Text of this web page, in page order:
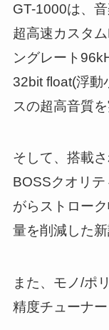
GT-1000は、
超高速カスタ
ングレート
32bit float(浮動
スの超高音質
そして、搭載
BOSSクオリ
がらストロー
量を削減した
また、モノ/ポ
精度チューナ